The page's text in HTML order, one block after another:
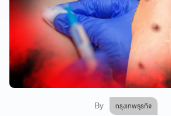
By กรุงเทพธุรกิจ